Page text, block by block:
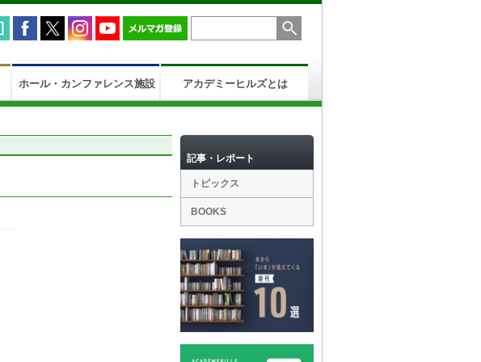
ホール・カンファレンス施設 アカデミーヒルズとは
記事・レポート
トピックス
BOOKS